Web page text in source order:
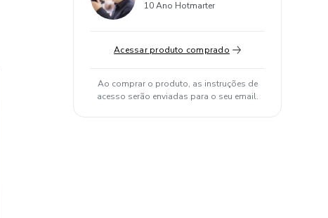
10 Ano Hotmarter
Acessar produto comprado
Ao comprar o produto, as instruções de
acesso serão enviadas para o seu email.